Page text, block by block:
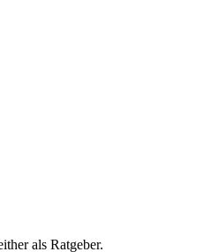
als Ratgeber.